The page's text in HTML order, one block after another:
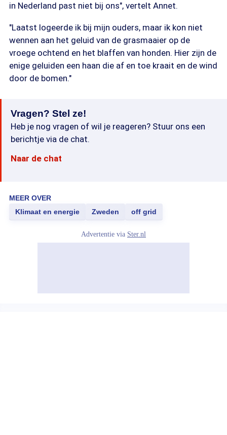
in Nederland past niet bij ons", vertelt Annet.
"Laatst logeerde ik bij mijn ouders, maar ik kon niet
wennen aan het geluid van de grasmaaier op de
vroege ochtend en het blaffen van honden. Hier zijn de
enige geluiden een haan die af en toe kraait en de wind
door de bomen."
Vragen? Stel ze!
Heb je nog vragen of wil je reageren? Stuur ons een
berichtje via de chat.
Naar de chat
MEER OVER
Klimaat en energie
Zweden off grid
Advertentie via Ster.nl